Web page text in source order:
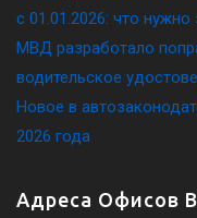
c 01.01.2026: что нужно
МВД разработало
водительское
Новое в
2026 года
Адреса Офисов